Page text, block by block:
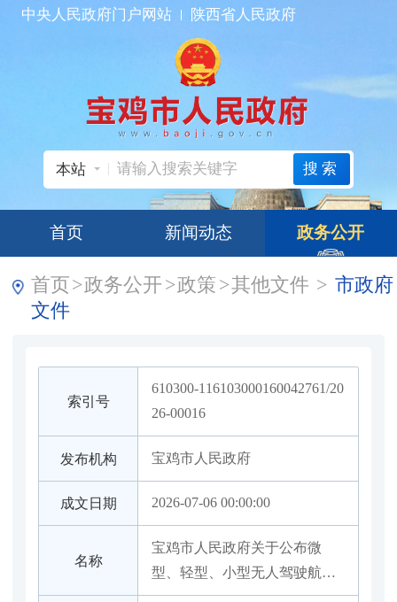
中央人民政府门户网站 陕西省人民政府
本站 搜索
首页 新闻动态 政务公开
首页>政务公开 >政策 >其他文件 > 市政府
文件
索引号
610300-116103000160042761/20
26-00016
发布机构 宝鸡市人民政府
成文日期 2026-07-06 00:00:00
名称
宝鸡市人民政府关于公布微
型、轻型、小型无人驾驶航空
器适飞空域范围的通告